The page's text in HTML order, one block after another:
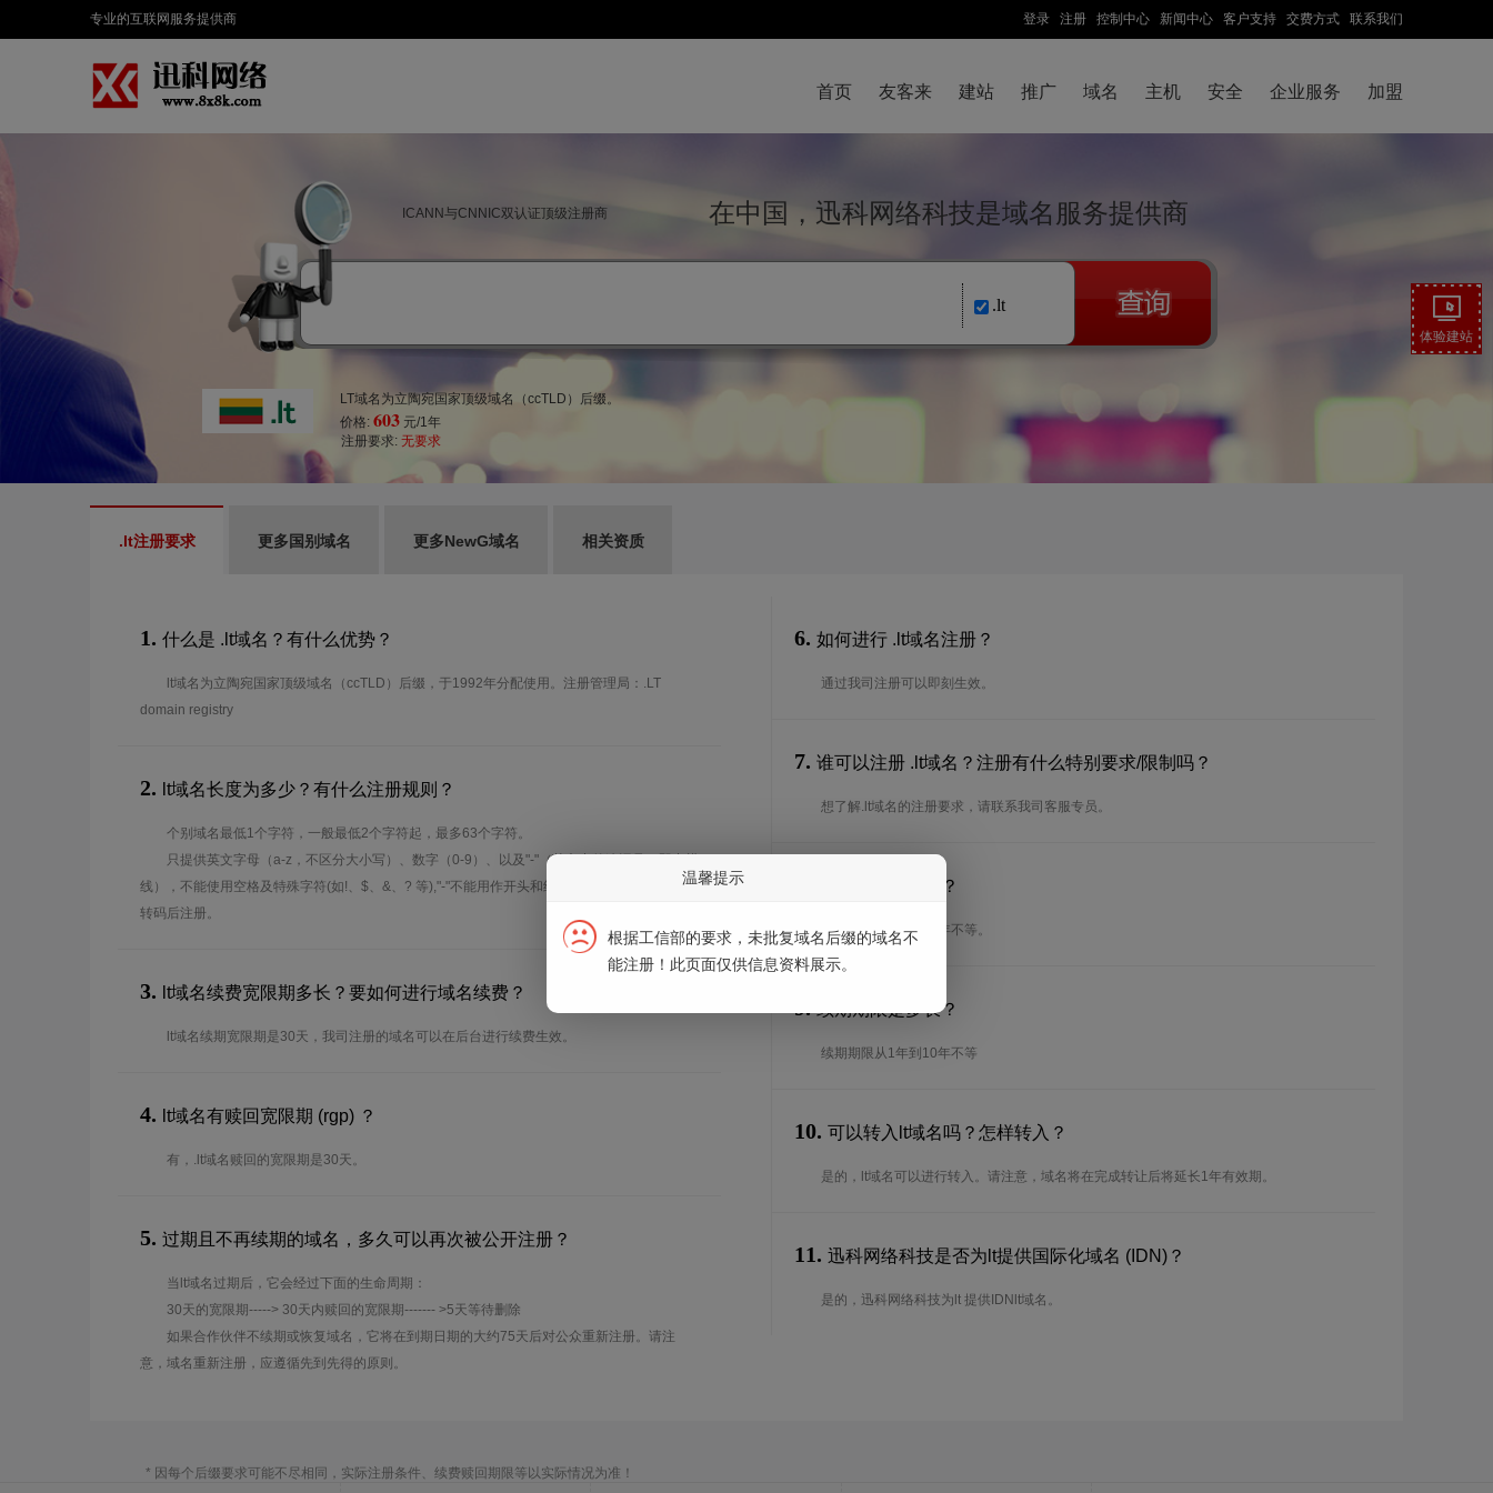
专业的互联网服务提供商 登录 注册 控制中心 新闻中心 客户支持 交费方式 联系我们
首页 友客来 建站 推广 域名 主机 安全 企业服务 加盟
ICANN与CNNIC双认证顶级注册商 在中国，迅科网络科技是域名服务提供商
.lt
LT域名为立陶宛国家顶级域名（ccTLD）后缀。
价格: 603 元/1年
注册要求: 无要求
.lt注册要求 更多国别域名 更多NewG域名 相关资质
1. 什么是 .lt域名？有什么优势？
lt域名为立陶宛国家顶级域名（ccTLD）后缀，于1992年分配使用。注册管理局：.LT
domain registry
2. lt域名长度为多少？有什么注册规则？
个别域名最低1个字符，一般最低2个字符起，最多63个字符。
只提供英文字母（a-z，不区分大小写）、数字（0-9）、以及"-"（英文中的连词号，即中横
线），不能使用空格及特殊字符(如!、$、&、? 等),"-"不能用作开头和结尾。注*中文域名实际是
转码后注册。
3. lt域名续费宽限期多长？要如何进行域名续费？
lt域名续期宽限期是30天，我司注册的域名可以在后台进行续费生效。
4. lt域名有赎回宽限期 (rgp) ？
有，.lt域名赎回的宽限期是30天。
5. 过期且不再续期的域名，多久可以再次被公开注册？
当lt域名过期后，它会经过下面的生命周期：
30天的宽限期-----> 30天内赎回的宽限期------- >5天等待删除
如果合作伙伴不续期或恢复域名，它将在到期日期的大约75天后对公众重新注册。请注
意，域名重新注册，应遵循先到先得的原则。
6. 如何进行 .lt域名注册？
通过我司注册可以即刻生效。
7. 谁可以注册 .lt域名？注册有什么特别要求/限制吗？
想了解.lt域名的注册要求，请联系我司客服专员。
注册期限是多长？
注册期限从1年到10年不等。
9. 续期期限是多长？
续期期限从1年到10年不等
10. 可以转入lt域名吗？怎样转入？
是的，lt域名可以进行转入。请注意，域名将在完成转让后将延长1年有效期。
11. 迅科网络科技是否为lt提供国际化域名 (IDN)？
是的，迅科网络科技为lt 提供IDNlt域名。
* 因每个后缀要求可能不尽相同，实际注册条件、续费赎回期限等以实际情况为准！
体验建站
温馨提示
根据工信部的要求，未批复域名后缀的域名不
能注册！此页面仅供信息资料展示。